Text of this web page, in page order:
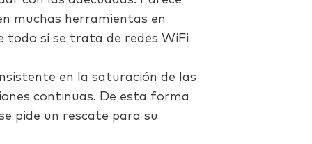
muchas herramientas en
todo si se trata de redes WiFi
en la saturación de las
continuas. De esta forma
pide un rescate para su